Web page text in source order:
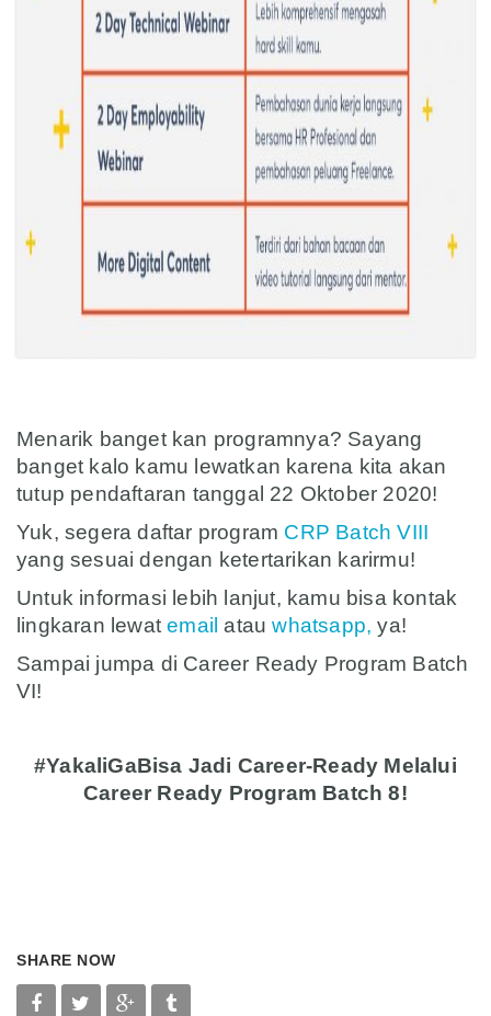
Menarik banget kan programnya? Sayang
banget kalo kamu lewatkan karena kita akan
tutup pendaftaran tanggal 22 Oktober 2020!
Yuk, segera daftar program CRP Batch VIII
yang sesuai dengan ketertarikan karirmu!
Untuk informasi lebih lanjut, kamu bisa kontak
lingkaran lewatemail atauwhatsapp, ya!
Sampai jumpa di Career Ready Program Batch
VI!
#YakaliGaBisa Jadi Career-Ready Melalui
Career Ready Program Batch 8!
SHARE NOW